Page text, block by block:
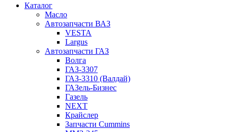
Каталог
Масло
Автозапчасти ВАЗ
VESTA
Largus
Автозапчасти ГАЗ
Волга
ГАЗ-3307
ГАЗ-3310 (Валдай)
ГАЗель-Бизнес
Газель
NEXT
Крайслер
Запчасти Cummins